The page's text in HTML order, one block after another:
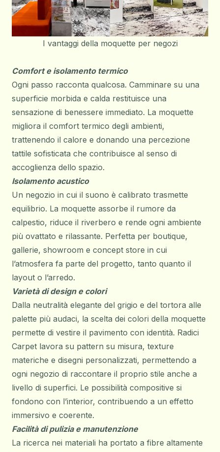
I vantaggi della moquette per negozi
Comfort e isolamento termico
Ogni passo racconta qualcosa. Camminare su una
superficie morbida e calda restituisce una
sensazione di benessere immediato. La moquette
migliora il comfort termico degli ambienti,
trattenendo il calore e donando una percezione
tattile sofisticata che contribuisce al senso di
accoglienza dello spazio.
Isolamento acustico
Un negozio in cui il suono è calibrato trasmette
equilibrio. La moquette assorbe il rumore da
calpestio, riduce il riverbero e rende ogni ambiente
più ovattato e rilassante. Perfetta per boutique,
gallerie, showroom e concept store in cui
l’atmosfera fa parte del progetto, tanto quanto il
layout o l’arredo.
Varietà di design e colori
Dalla neutralità elegante del grigio e del tortora alle
palette più audaci, la scelta dei colori della moquette
permette di vestire il pavimento con identità. Radici
Carpet lavora su pattern su misura, texture
materiche e disegni personalizzati, permettendo a
ogni negozio di raccontare il proprio stile anche a
livello di superfici. Le possibilità compositive si
fondono con l’interior, contribuendo a un effetto
immersivo e coerente.
Facilità di pulizia e manutenzione
La ricerca nei materiali ha portato a fibre altamente